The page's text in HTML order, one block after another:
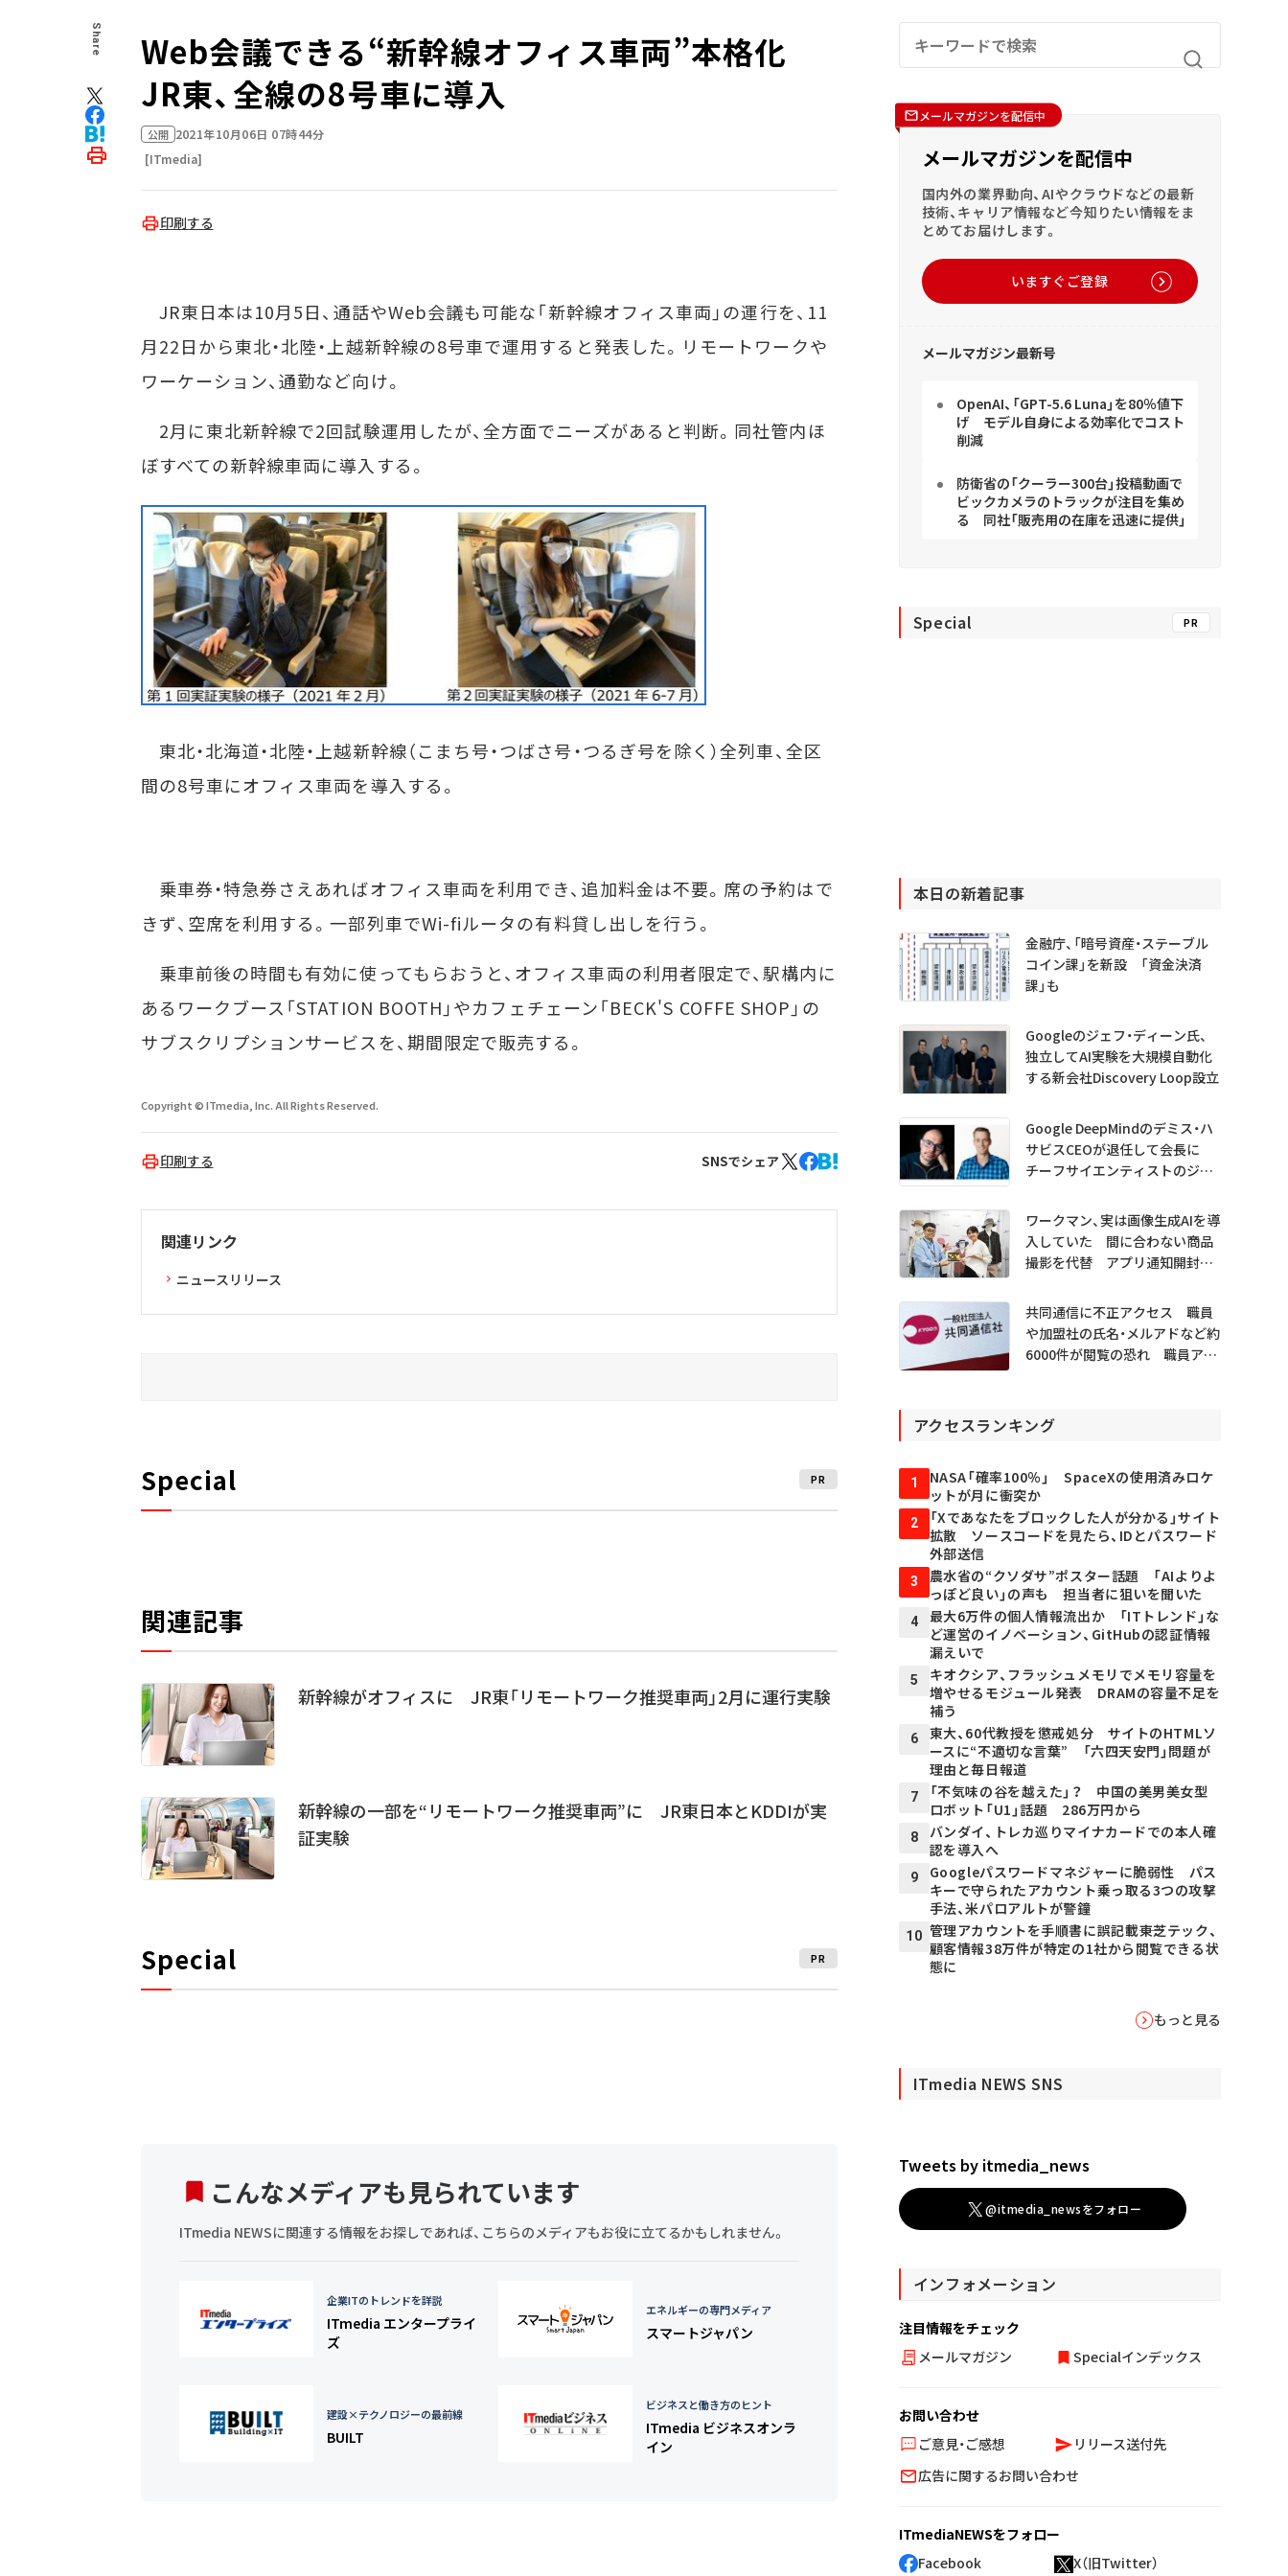
Share
Web会議できる“新幹線オフィス車両”本格化
JR東、全線の8号車に導入
公開 2021年10月06日 07時44分
[ITmedia]
印刷する
JR東日本は10月5日、通話やWeb会議も可能な「新幹線オフィス車両」の運行を、11
月22日から東北・北陸・上越新幹線の8号車で運用すると発表した。リモートワークや
ワーケーション、通勤など向け。
2月に東北新幹線で2回試験運用したが、全方面でニーズがあると判断。同社管内ほ
ぼすべての新幹線車両に導入する。
東北・北海道・北陸・上越新幹線（こまち号・つばさ号・つるぎ号を除く）全列車、全区
間の8号車にオフィス車両を導入する。
乗車券・特急券さえあればオフィス車両を利用でき、追加料金は不要。席の予約はで
きず、空席を利用する。一部列車でWi-fiルータの有料貸し出しを行う。
乗車前後の時間も有効に使ってもらおうと、オフィス車両の利用者限定で、駅構内に
あるワークブース「STATION BOOTH」やカフェチェーン「BECK'S COFFE SHOP」の
サブスクリプションサービスを、期間限定で販売する。
Copyright © ITmedia, Inc. All Rights Reserved.
印刷する SNSでシェア
関連リンク
ニュースリリース
Special PR
関連記事
新幹線がオフィスに JR東「リモートワーク推奨車両」2月に運行実験
新幹線の一部を“リモートワーク推奨車両”に JR東日本とKDDIが実
証実験
Special PR
こんなメディアも見られています
ITmedia NEWSに関連する情報をお探しであれば、こちらのメディアもお役に立てるかもしれません。
企業ITのトレンドを詳説
ITmedia エンタープライ
ズ
エネルギーの専門メディア
スマートジャパン
建設×テクノロジーの最前線
BUILT
ビジネスと働き方のヒント
ITmedia ビジネスオンラ
イン
メールマガジンを配信中
メールマガジンを配信中
国内外の業界動向、AIやクラウドなどの最新
技術、キャリア情報など今知りたい情報をま
とめてお届けします。
いますぐご登録
メールマガジン最新号
OpenAI、「GPT-5.6 Luna」を80％値下
げ モデル自身による効率化でコスト
削減
防衛省の「クーラー300台」投稿動画で
ビックカメラのトラックが注目を集め
る 同社「販売用の在庫を迅速に提供」
Special PR
本日の新着記事
金融庁、「暗号資産・ステーブル
コイン課」を新設 「資金決済
課」も
Googleのジェフ・ディーン氏、
独立してAI実験を大規模自動化
する新会社Discovery Loop設立
Google DeepMindのデミス・ハ
サビスCEOが退任して会長に
チーフサイエンティストのジェ
ワークマン、実は画像生成AIを導
入していた 間に合わない商品
撮影を代替 アプリ通知開封も
共同通信に不正アクセス 職員
や加盟社の氏名・メルアドなど約
6000件が閲覧の恐れ 職員アカ
アクセスランキング
1
NASA「確率100％」 SpaceXの使用済みロケ
ットが月に衝突か
2
「Xであなたをブロックした人が分かる」サイト
拡散 ソースコードを見たら、IDとパスワード
外部送信
3
農水省の“クソダサ”ポスター話題 「AIよりよ
っぽど良い」の声も 担当者に狙いを聞いた
4
最大6万件の個人情報流出か 「ITトレンド」な
ど運営のイノベーション、GitHubの認証情報
漏えいで
5
キオクシア、フラッシュメモリでメモリ容量を
増やせるモジュール発表 DRAMの容量不足を
補う
6
東大、60代教授を懲戒処分 サイトのHTMLソ
ースに“不適切な言葉” 「六四天安門」問題が
理由と毎日報道
7
「不気味の谷を越えた」？ 中国の美男美女型
ロボット「U1」話題 286万円から
8
バンダイ、トレカ巡りマイナカードでの本人確
認を導入へ
9
Googleパスワードマネジャーに脆弱性 パス
キーで守られたアカウント乗っ取る3つの攻撃
手法、米パロアルトが警鐘
10 管理アカウントを手順書に誤記載――東芝テック、
顧客情報38万件が特定の1社から閲覧できる状
態に
もっと見る
ITmedia NEWS SNS
Tweets by itmedia_news
@itmedia_newsをフォロー
インフォメーション
注目情報をチェック
メールマガジン
Specialインデックス
お問い合わせ
ご意見・ご感想
リリース送付先
広告に関するお問い合わせ
ITmediaNEWSをフォロー
Facebook
X（旧Twitter）